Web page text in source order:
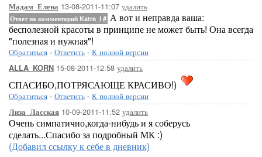
Мадам_Елена 13-08-2011-11:07 удалить
Ответ на комментарий Katra_I # А вот и неправда ваша:
бесполезной красоты в принципе не может быть! Она всегда
"полезная и нужная"!
Обратиться - Ответить - К полной версии
ALLA_KORN 15-08-2011-12:58 удалить
СПАСИБО,ПОТРЯСАЮЩЕ КРАСИВО!)
Обратиться - Ответить - К полной версии
Лиза_Ласская 10-09-2011-11:52 удалить
Очень симпатично,когда-нибудь и я соберусь
сделать...Спасибо за подробный МК :)
(Добавил ссылку к себе в дневник)